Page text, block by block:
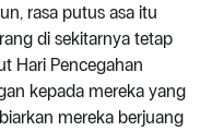
rasa putus asa itu
di sekitarnya tetap
Hari Pencegahan
kepada mereka yang
mereka berjuang